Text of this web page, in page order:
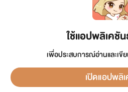
ใช้แอปพลิเคชั
เพื่อประสบการณ์อ่านและเ
เปิดแอปพลิ
กรุณาแจ้งมาที่ tunwalai@ookbee.com เพื่อทีมงานจะได้ด
ลิขสิทธิ์ตามพระราชบัญญัติลิขสิทธิ์ (ฉบับเพิ่มเติม) พ.ศ.2558